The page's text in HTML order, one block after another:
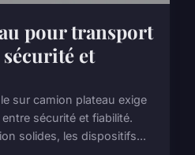
pour transport
et
sur camion plateau exige
sécurité et fiabilité.
solides, les dispositifs...